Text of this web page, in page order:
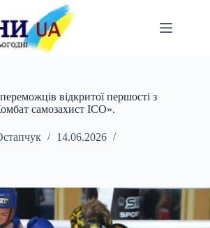
відкритої першості з
самозахист ІСО».
14.06.2026